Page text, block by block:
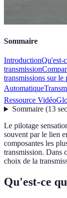
Sommaire
IntroductionQu'est-
transmission
transmissions sur le
Automatique
Ressource Vidéo
Sommaire(13
Le pilotage
souvent par le lien
composantes les
transmission. Dans
choix de la
Qu'est-ce